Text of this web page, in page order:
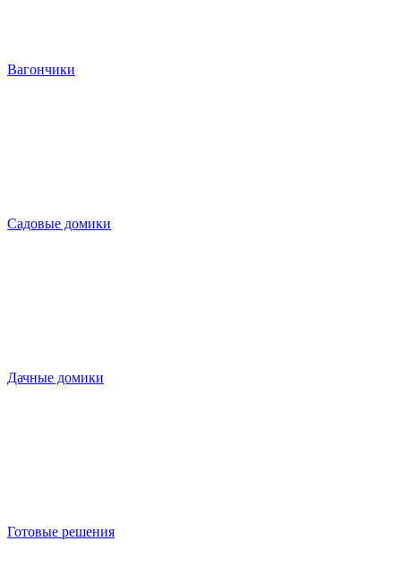
Вагончики
Садовые домики
Дачные домики
Готовые решения